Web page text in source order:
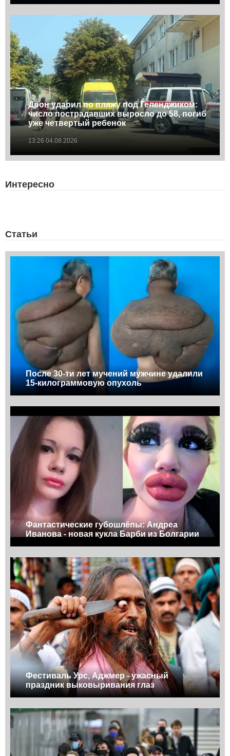
Дрон ударил по пляжу под Геленджиком:
число пострадавших выросло до 58, погиб
уже четвертый ребенок
13:26 04.08.2026
Интересно
Статьи
После 30-ти лет мучений мужчине удалили
15-килограммовую опухоль
Фантастические губошлёпы: Андреа
Иванова - новая кукла Барби из Болгарии
Фестиваль Урс, Аджмер - ужасный
праздник выковыривания глаз